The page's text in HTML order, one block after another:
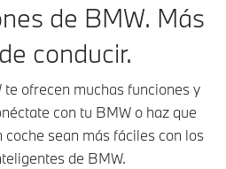
de BMW. Más
conducir.
ofrecen muchas funciones y
con tu BMW o haz que
sean más fáciles con los
de BMW.